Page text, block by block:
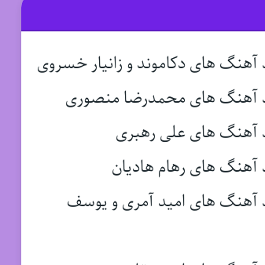
آهنگ های دکاموند و زانیار خسروی
آهنگ های محمدرضا منصوری
آهنگ های علی رهبری
آهنگ های رهام هادیان
آهنگ های امید آمری و یوسف